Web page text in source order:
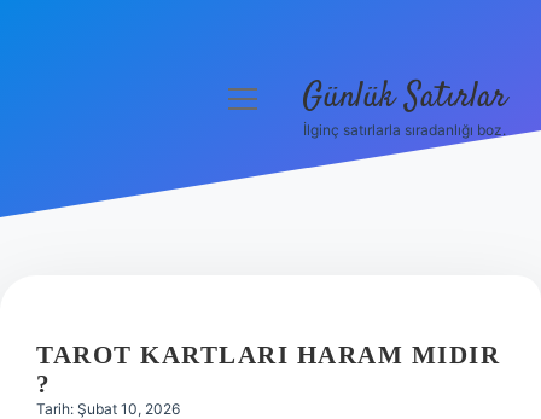
Hakkımızda
menüyü Günlük Satırlar
İlginç satırlarla sıradanlığı boz.
TAROT KARTLARI HARAM MIDIR
?
Tarih: Şubat 10, 2026